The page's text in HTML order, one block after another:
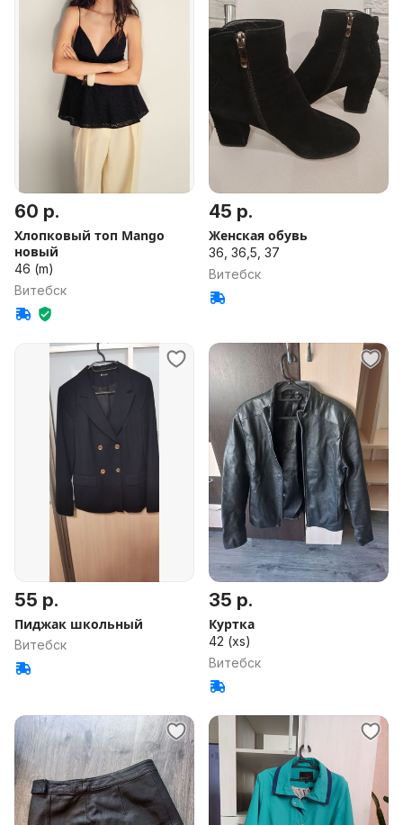
60 р.
Хлопковый топ Mango
новый
46 (m)
Витебск
45 р.
Женская обувь
36, 36,5, 37
Витебск
55 р.
Пиджак школьный
Витебск
35 р.
Куртка
42 (xs)
Витебск